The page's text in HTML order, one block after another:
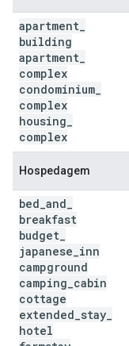
apartment
building
apartment
complex
condominium
complex
housing
complex
Hospedagem
bed and
breakfast
budget
japanese inn
campground
camping cabin
cottage
extended stay
hotel